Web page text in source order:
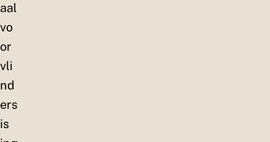
aal
vo
or
vli
nd
ers
is